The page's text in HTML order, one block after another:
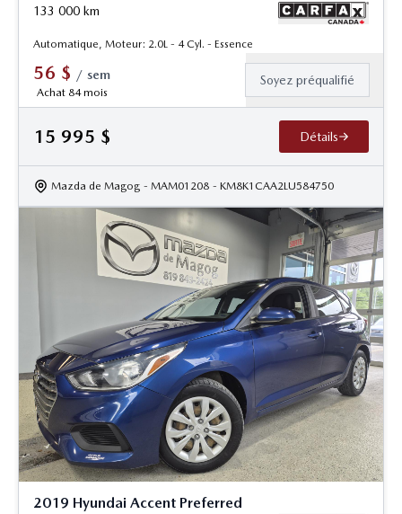
133 000 km
Automatique, Moteur: 2.0L - 4 Cyl. - Essence
56 $ / sem
Achat 84 mois
Soyez préqualifié
15 995 $ Détails
Mazda de Magog - MAM01208 - KM8K1CAA2LU584750
2019 Hyundai Accent Preferred